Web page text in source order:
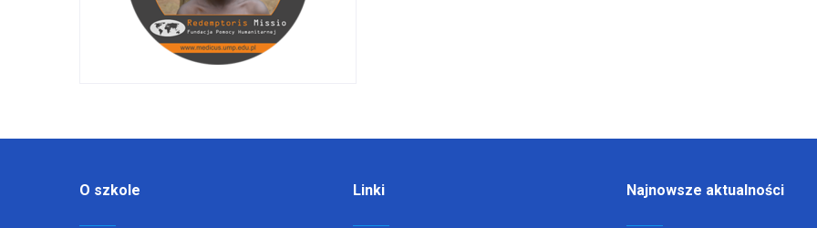
O szkole Linki Najnowsze aktualności